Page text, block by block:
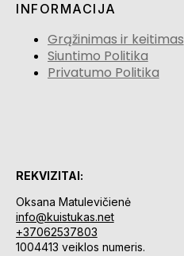
INFORMACIJA
Grąžinimas ir keitimas
Siuntimo Politika
Privatumo Politika
REKVIZITAI:
Oksana Matulevičienė
info@kuistukas.net
+37062537803
1004413 veiklos numeris.